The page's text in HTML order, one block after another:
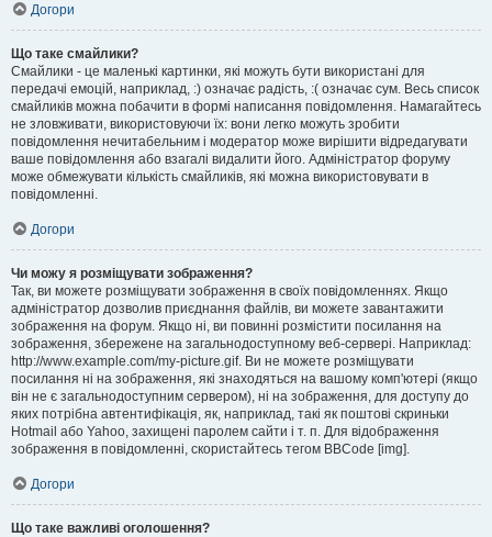
Догори
Що таке смайлики?
Смайлики - це маленькі картинки, які можуть бути використані для
передачі емоцій, наприклад, :) означає радість, :( означає сум. Весь список
смайликів можна побачити в формі написання повідомлення. Намагайтесь
не зловживати, використовуючи їх: вони легко можуть зробити
повідомлення нечитабельним і модератор може вирішити відредагувати
ваше повідомлення або взагалі видалити його. Адміністратор форуму
може обмежувати кількість смайликів, які можна використовувати в
повідомленні.
Догори
Чи можу я розміщувати зображення?
Так, ви можете розміщувати зображення в своїх повідомленнях. Якщо
адміністратор дозволив приєднання файлів, ви можете завантажити
зображення на форум. Якщо ні, ви повинні розмістити посилання на
зображення, збережене на загальнодоступному веб-сервері. Наприклад:
http://www.example.com/my-picture.gif. Ви не можете розміщувати
посилання ні на зображення, які знаходяться на вашому комп'ютері (якщо
він не є загальнодоступним сервером), ні на зображення, для доступу до
яких потрібна автентифікація, як, наприклад, такі як поштові скриньки
Hotmail або Yahoo, захищені паролем сайти і т. п. Для відображення
зображення в повідомленні, скористайтесь тегом BBCode [img].
Догори
Що таке важливі оголошення?